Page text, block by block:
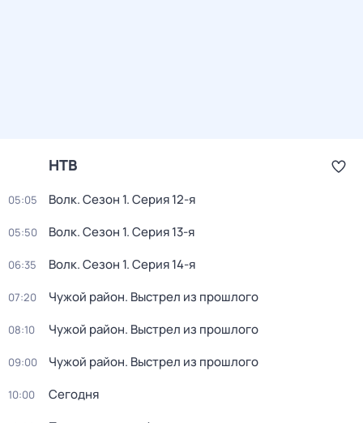
НТВ
05:05 Волк. Сезон 1. Серия 12-я
05:50 Волк. Сезон 1. Серия 13-я
06:35 Волк. Сезон 1. Серия 14-я
07:20 Чужой район. Выстрел из прошлого
08:10 Чужой район. Выстрел из прошлого
09:00 Чужой район. Выстрел из прошлого
10:00 Сегодня